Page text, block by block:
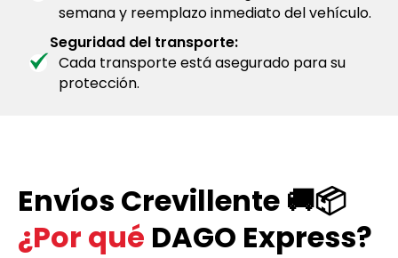
semana y reemplazo inmediato del vehículo.
Seguridad del transporte:
Cada transporte está asegurado para su
protección.
Envíos Crevillente 🚚📦
¿Por qué DAGO Express?